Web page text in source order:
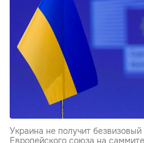
Украина не получит
Европейского союза на